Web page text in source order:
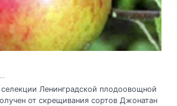
Ленинградской плодоовощной
от скрещивания сортов Джонатан